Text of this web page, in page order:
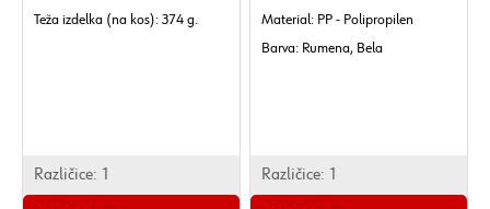
Teža izdelka (na kos): 374 g.
Različice: 1
Material: PP - Polipropilen
Barva: Rumena, Bela
Različice: 1